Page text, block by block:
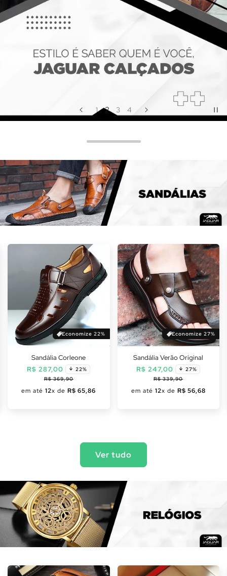
1 2 3 4
Economize 22%
Sandália Corleone
Preço
normal
R$ 287,00 22%
R$ 369,90
em até12x deR$ 65,86
Economize 27%
Sandália Verão Original
Preço
normal
R$ 247,00 27%
R$ 339,90
em até 12x de R$ 56,68
Ver tudo